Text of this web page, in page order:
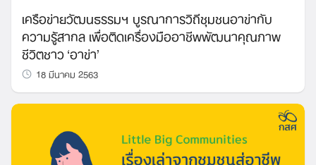
เครือข่ายวัฒนธรรมฯ บูรณาการวิถีชุมชนอาข่ากับ
ความรู้สากล เพื่อติดเครื่องมืออาชีพพัฒนาคุณภาพ
ชีวิตชาว ‘อาข่า’
18 มีนาคม 2563